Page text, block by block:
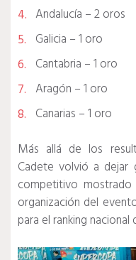
Andalucía – 2 oros
Galicia – 1 oro
Cantabria – 1 oro
Aragón – 1 oro
Canarias – 1 oro
Más allá de los
Cadete volvió a dejar
competitivo
organización del
para el ranking